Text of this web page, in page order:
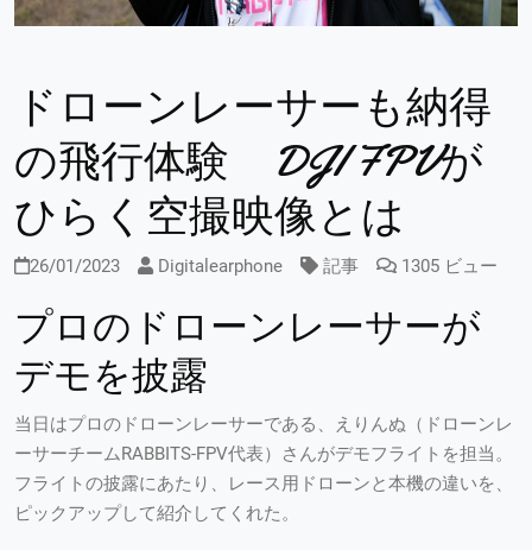
ドローンレーサーも納得
の飛行体験 DJI FPVが
ひらく空撮映像とは
26/01/2023 Digitalearphone 記事 1305 ビュー
プロのドローンレーサーが
デモを披露
当日はプロのドローンレーサーである、えりんぬ（ドローンレ
ーサーチームRABBITS-FPV代表）さんがデモフライトを担当。
フライトの披露にあたり、レース用ドローンと本機の違いを、
ピックアップして紹介してくれた。